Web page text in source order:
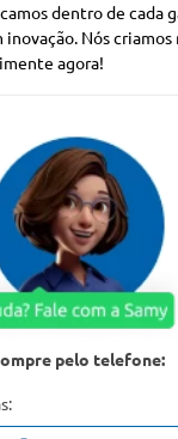
dentro de cada
Nós criamos
agora!
pelo telefone: